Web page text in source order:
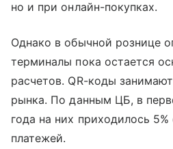
но и при онлайн-покупках.
Однако в обычной рознице
терминалы пока остается
расчетов. QR-коды
рынка. По данным ЦБ, в
года на них приходилось
платежей.